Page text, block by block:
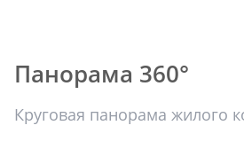
Панорама 360°
Круговая панорама жилого